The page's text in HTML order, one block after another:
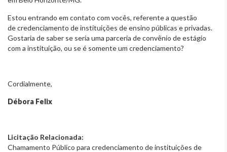
Estou entrando em contato com vocês, referente a questão
de credenciamento de instituições de ensino públicas e privadas.
Gostaria de saber se seria uma parceria de convênio de estágio
com a instituição, ou se é somente um credenciamento?
Cordialmente,
Débora Felix
Licitação Relacionada:
Chamamento Público para credenciamento de instituições de